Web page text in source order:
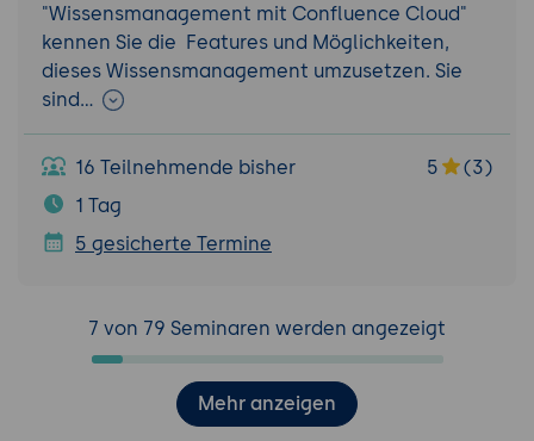
"Wissensmanagement mit Confluence Cloud"
kennen Sie die Features und Möglichkeiten,
dieses Wissensmanagement umzusetzen. Sie
sind…
16 Teilnehmende bisher 5
(3)
1 Tag
5 gesicherte Termine
7 von 79 Seminaren werden angezeigt
Mehr anzeigen